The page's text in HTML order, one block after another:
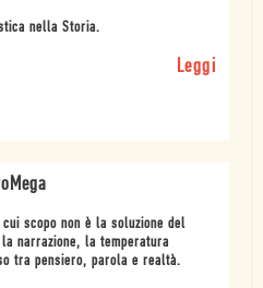
nella Storia.
Leggi
scopo non è la soluzione del
narrazione, la temperatura
tra pensiero, parola e realtà.